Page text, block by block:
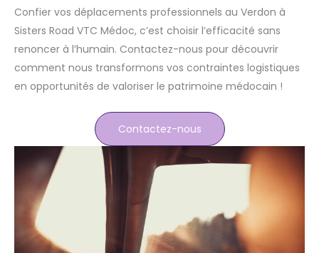
Confier vos déplacements professionnels au Verdon à
Sisters Road VTC Médoc, c’est choisir l’efficacité sans
renoncer à l’humain. Contactez-nous pour découvrir
comment nous transformons vos contraintes logistiques
en opportunités de valoriser le patrimoine médocain !
Contactez-nous